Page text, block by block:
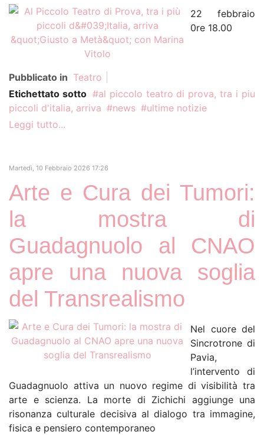
22 febbraio
0re 18.00
Pubblicato in Teatro
Etichettato sotto
al piccolo teatro di prova, tra i piu
piccoli d'italia, arriva
news
ultime notizie
Leggi tutto...
Martedì, 10 Febbraio 2026 17:26
Arte e Cura dei Tumori:
la mostra di
Guadagnuolo al CNAO
apre una nuova soglia
del Transrealismo
Nel cuore del
Sincrotrone di
Pavia,
l’intervento di
Guadagnuolo attiva un nuovo regime di visibilità tra
arte e scienza. La morte di Zichichi aggiunge una
risonanza culturale decisiva al dialogo tra immagine,
fisica e pensiero contemporaneo